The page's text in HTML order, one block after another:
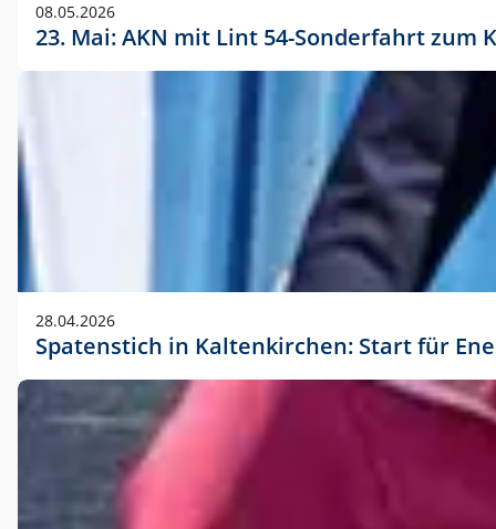
08.05.2026
23. Mai: AKN mit Lint 54-Sonderfahrt
28.04.2026
Spatenstich in Kaltenkirchen: Start für